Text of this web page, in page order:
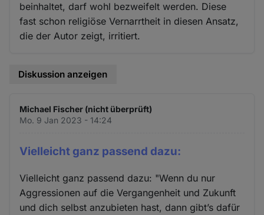
beinhaltet, darf wohl bezweifelt werden. Diese
fast schon religiöse Vernarrtheit in diesen Ansatz,
die der Autor zeigt, irritiert.
Diskussion anzeigen
Michael Fischer (nicht überprüft)
Mo. 9 Jan 2023 - 14:24
Vielleicht ganz passend dazu:
Vielleicht ganz passend dazu: "Wenn du nur
Aggressionen auf die Vergangenheit und Zukunft
und dich selbst anzubieten hast, dann gibt’s dafür